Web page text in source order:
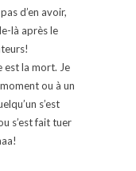
d’en avoir,
là après le
est la mort. Je
ou à un
s’est
s’est fait tuer